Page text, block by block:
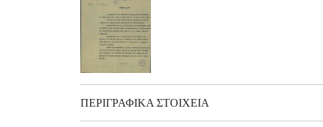
ΠΕΡΙΓΡΑΦΙΚΆ ΣΤΟΙΧΕΊΑ